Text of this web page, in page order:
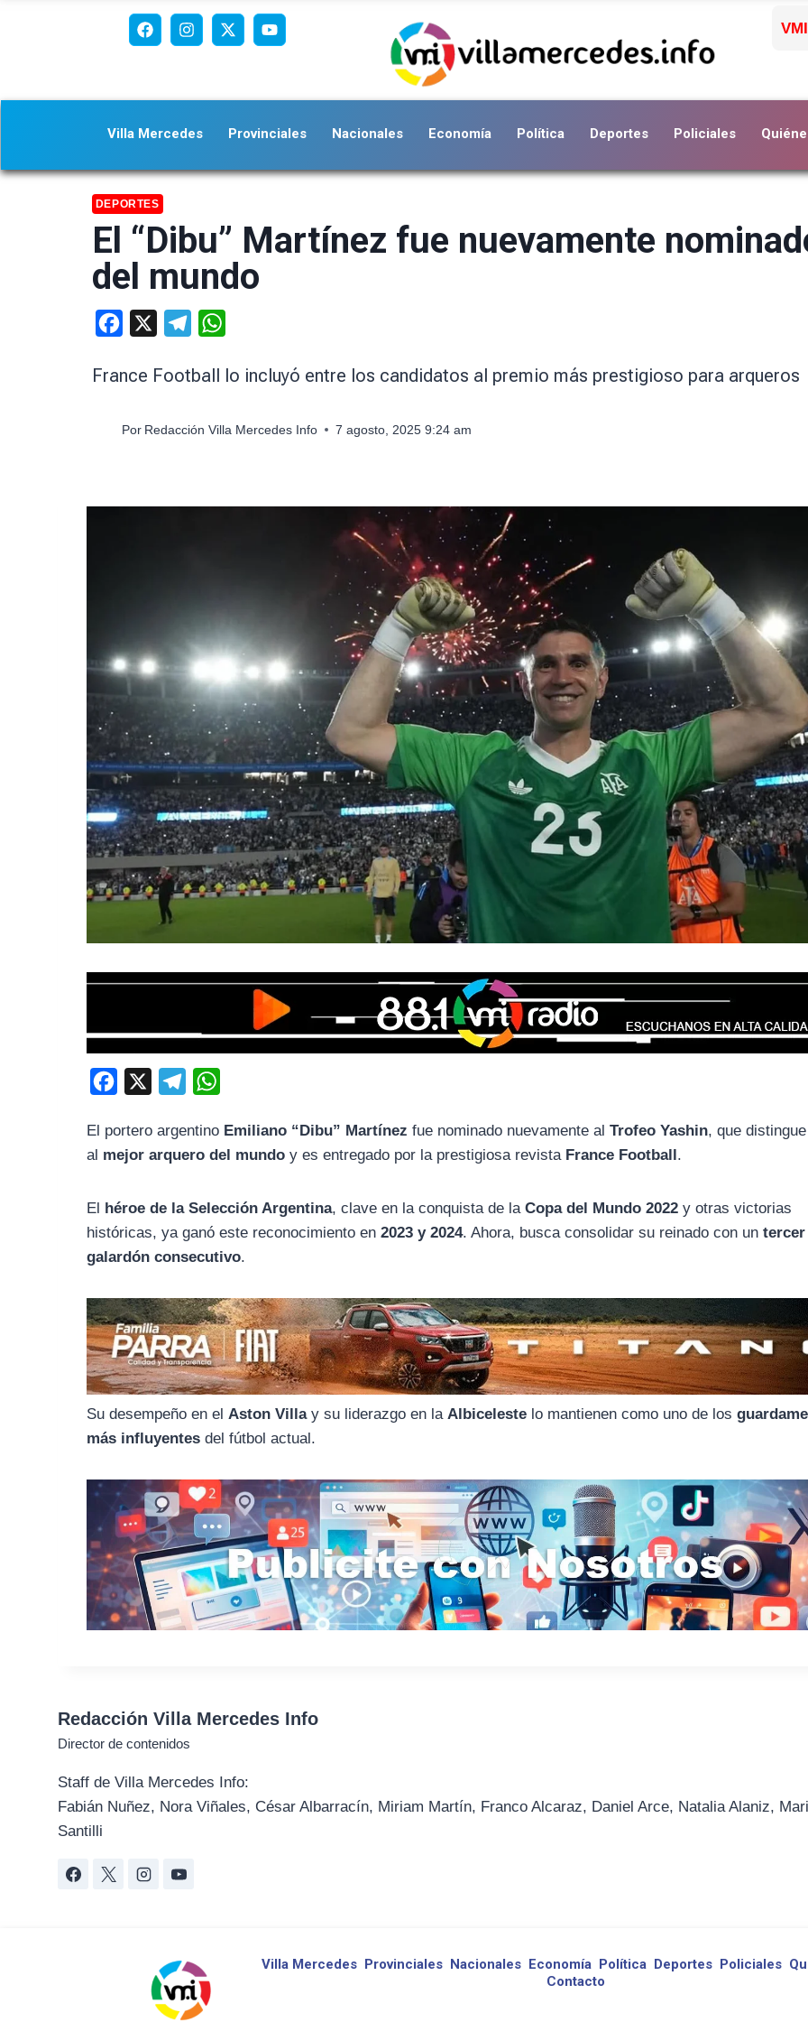
Villa Mercedes Provinciales Nacionales Economía Política Deportes Policiales
DEPORTES
El “Dibu” Martínez fue nuevamente
del mundo
Facebook Telegram
France Football lo incluyó entre los candidatos al premio más prestigioso para arqueros
Por Redacción Villa Mercedes Info 7 agosto, 2025 9:24 am
c
e
o
l
e
r
a
a
t
A
El portero argentino Emiliano “Dibu” Martínez fue nominado nuevamente alTrofeo Yashin, que distingue
al mejor arquero del mundo y es entregado por la prestigiosa revista France Football .
El héroe de la Selección Argentina, clave en la conquista de laCopa del Mundo 2022 y otras victorias
históricas, ya ganó este reconocimiento en2023 y 2024. Ahora, busca consolidar su reinado con untercer
galardón consecutivo.
Su desempeño en el Aston Villay su liderazgo en la Albiceleste lo mantienen como uno de los
más influyentes del fútbol actual.
Redacción Villa Mercedes Info
Director de contenidos
Staff de Villa Mercedes Info:
Fabián Nuñez, Nora Viñales, César Albarracín, Miriam Martín, Franco Alcaraz, Daniel Arce, Natalia Alaniz,
Santilli
Villa Mercedes Provinciales Nacionales Economía Política Deportes Policiales
Contacto